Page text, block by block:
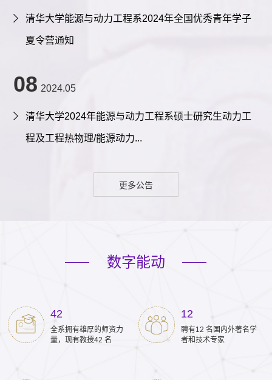
清华大学能源与动力工程系2024年全国优秀青年学子
夏令营通知
08 2024.05
清华大学2024年能源与动力工程系硕士研究生动力工
程及工程热物理/能源动力...
更多公告
数字能动
42
全系拥有雄厚的师资力
量，现有教授42 名
12
聘有12 名国内外著名学
者和技术专家